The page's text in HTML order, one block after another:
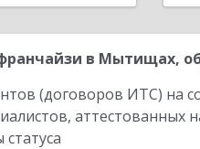
в Мытищах,
(договоров ИТС) на